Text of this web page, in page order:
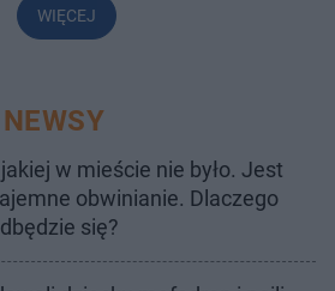
WIĘCEJ
w mieście nie było. Jest
obwinianie. Dlaczego
się?